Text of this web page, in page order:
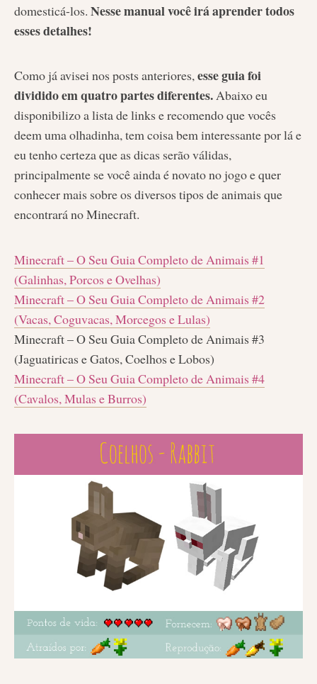
domesticá-los. Nesse manual você irá aprender todos
esses detalhes!
Como já avisei nos posts anteriores,esse guia foi
dividido em quatro partes diferentes.Abaixo eu
disponibilizo a lista de links e recomendo que vocês
deem uma olhadinha, tem coisa bem interessante por lá e
eu tenho certeza que as dicas serão válidas,
principalmente se você ainda é novato no jogo e quer
conhecer mais sobre os diversos tipos de animais que
encontrará no Minecraft.
Minecraft – O Seu Guia Completo de Animais #1
(Galinhas, Porcos e Ovelhas)
Minecraft – O Seu Guia Completo de Animais #2
(Vacas, Coguvacas, Morcegos e Lulas)
Minecraft – O Seu Guia Completo de Animais #3
(Jaguatiricas e Gatos, Coelhos e Lobos)
Minecraft – O Seu Guia Completo de Animais #4
(Cavalos, Mulas e Burros)